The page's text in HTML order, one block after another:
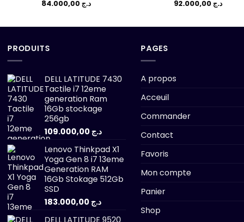
د.ج
د.ج
PRODUITS
DELL LATITUDE 7430
Tactile i7 12eme
generation Ram
16Gb stockage
256gb
د.ج
Lenovo Thinkpad X1
Yoga Gen 8 i7 13eme
Generation RAM
16Gb Stokage 512Gb
SSD
د.ج
DELL LATITUDE 9520
PAGES
A propos
Acceuil
Commander
Contact
Favoris
Mon compte
Panier
Shop